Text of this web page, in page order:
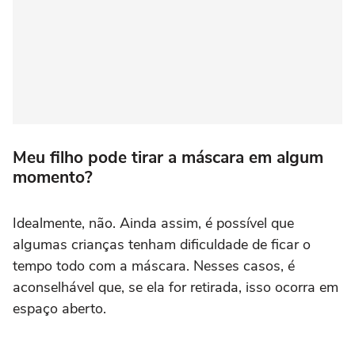
Meu filho pode tirar a máscara em algum
momento?
Idealmente, não. Ainda assim, é possível que
algumas crianças tenham dificuldade de ficar o
tempo todo com a máscara. Nesses casos, é
aconselhável que, se ela for retirada, isso ocorra em
espaço aberto.